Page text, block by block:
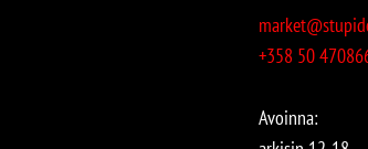
+358 50
Avoinna: